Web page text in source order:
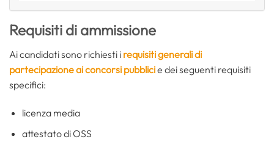
Requisiti di ammissione
Ai candidati sono richiesti i requisiti generali di
partecipazione ai concorsi pubblicie dei seguenti requisiti
specifici:
licenza media
attestato di OSS